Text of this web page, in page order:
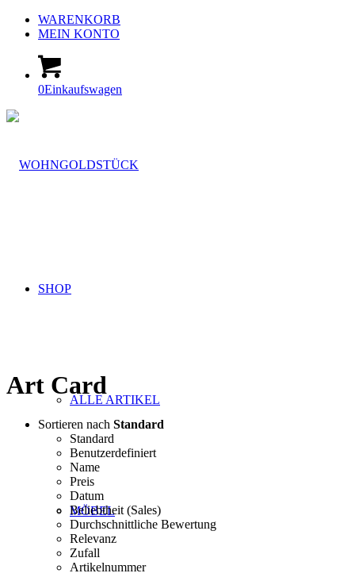
WARENKORB
MEIN KONTO
0Einkaufswagen
SHOP
ALLE ARTIKEL
MÖBEL
Art Card
Sortieren nach Standard
Standard
Benutzerdefiniert
Name
Preis
Datum
Beliebtheit (Sales)
Durchschnittliche Bewertung
Relevanz
Zufall
Artikelnummer